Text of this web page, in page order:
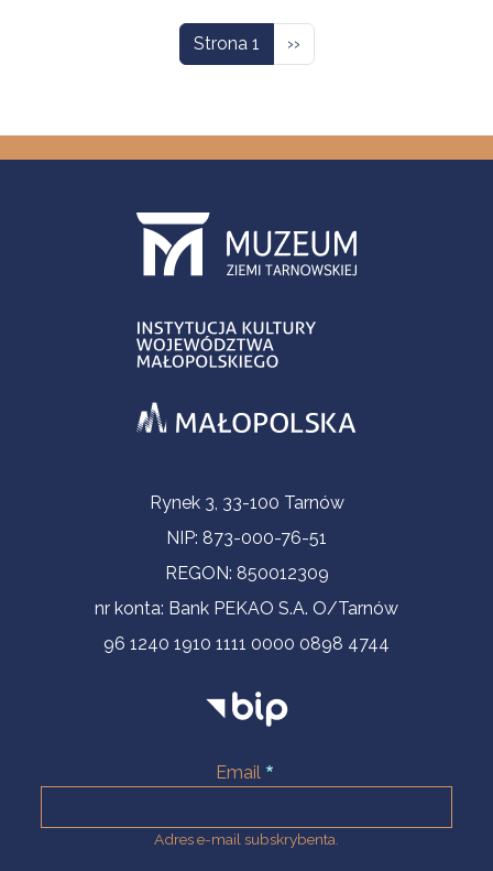
Strona 1 Następna strona
››
Informacje kontaktoweRynek 3, 33-100 Tarnów
NIP: 873-000-76-51
REGON: 850012309
nr konta: Bank PEKAO S.A. O/Tarnów
96 1240 1910 1111 0000 0898 4744
Email
Adres e-mail subskrybenta.